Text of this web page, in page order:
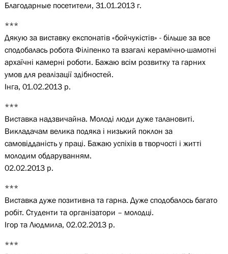
Благодарные посетители, 31.01.2013 г.
***
Дякую за виставку експонатів «бойчукістів» - більше за все
сподобалась робота Філіпенко та взагалі керамічно-шамотні
архаїчні камерні роботи. Бажаю всім розвитку та гарних
умов для реалізації здібностей.
Інга, 01.02.2013 р.
***
Виставка надзвичайна. Молоді люди дуже талановиті.
Викладачам велика подяка і низький поклон за
самовідданість у праці. Бажаю успіхів в творчості і житті
молодим обдаруванням.
02.02.2013 р.
***
Виставка дуже позитивна та гарна. Дуже сподобалось багато
робіт. Студенти та організатори – молодці.
Ігор та Людмила, 02.02.2013 р.
***